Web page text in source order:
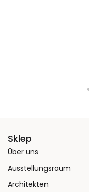
Sklep
Über uns
Ausstellungsraum
Architekten